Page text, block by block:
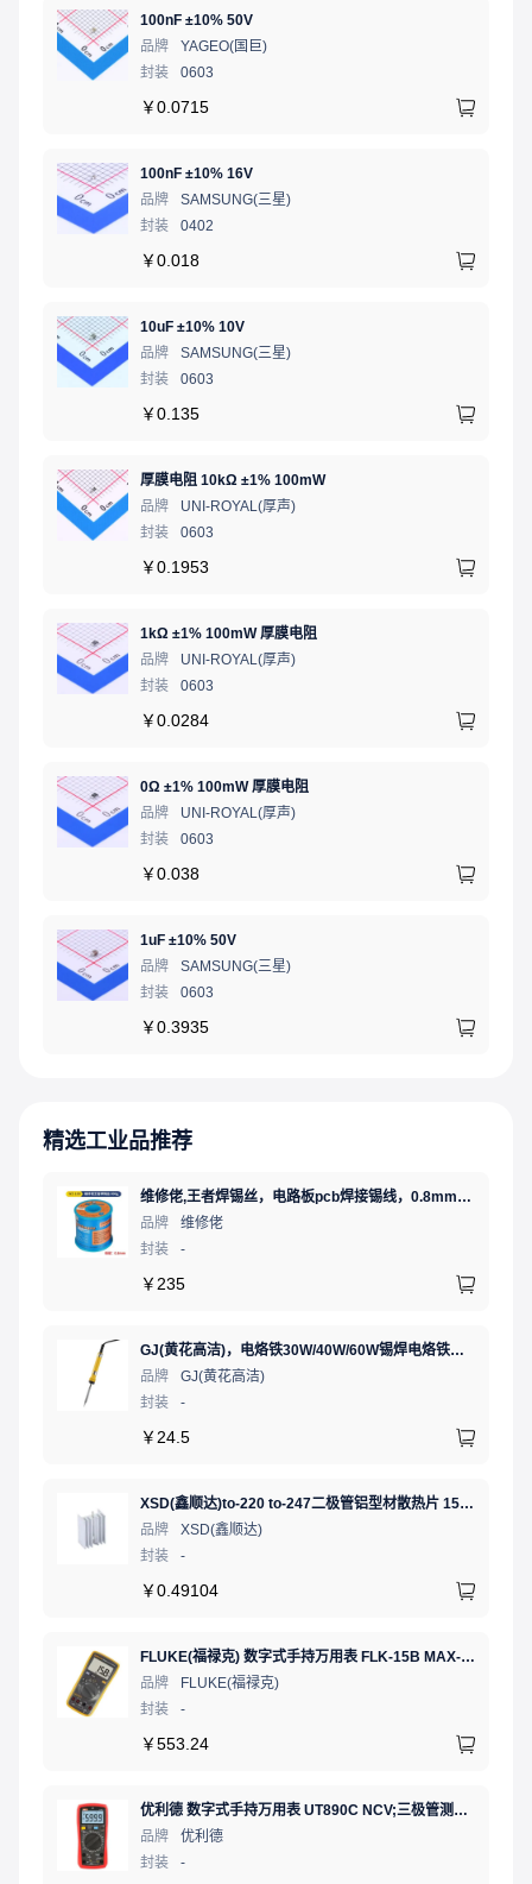
100nF ±10% 50V
品牌
YAGEO(国巨)
封装
0603
￥0.0715
100nF ±10% 16V
品牌
SAMSUNG(三星)
封装
0402
￥0.018
10uF ±10% 10V
品牌
SAMSUNG(三星)
封装
0603
￥0.135
厚膜电阻 10kΩ ±1% 100mW
品牌
UNI-ROYAL(厚声)
封装
0603
￥0.1953
1kΩ ±1% 100mW 厚膜电阻
品牌
UNI-ROYAL(厚声)
封装
0603
￥0.0284
0Ω ±1% 100mW 厚膜电阻
品牌
UNI-ROYAL(厚声)
封装
0603
￥0.038
1uF ±10% 50V
品牌
SAMSUNG(三星)
封装
0603
￥0.3935
精选工业品推荐
维修佬,王者焊锡丝，电路板pcb焊接锡线，0.8mm800g,1个
品牌
维修佬
封装
-
￥ 235
GJ(黄花高洁)，电烙铁30W/40W/60W锡焊电烙铁焊接工具电焊笔手机电子维修（内热35W），NO.435(35W)
品牌
GJ(黄花高洁)
封装
-
￥ 24.5
XSD(鑫顺达)to-220 to-247二极管铝型材散热片 15.5*10.5*21 本色带针大功率电子散热器（可定制）
品牌
XSD(鑫顺达)
封装
-
￥0.49104
FLUKE(福禄克) 数字式手持万用表 FLK-15B MAX-01/CN 二极管测试;通断测试
品牌
FLUKE(福禄克)
封装
-
￥553.24
优利德 数字式手持万用表 UT890C NCV;三极管测试;二极管测试;火线辨别;真有效值;通断测试
品牌
优利德
封装
-